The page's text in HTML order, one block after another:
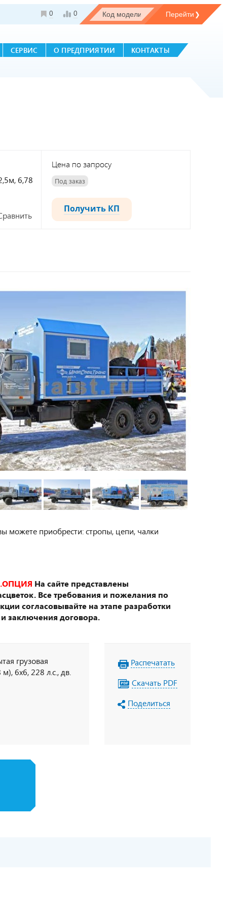
0 0
СЕРВИС О ПРЕДПРИЯТИИ КОНТАКТЫ
6,78
Цена по запросу
Под заказ
Получить КП
можете приобрести: стропы, цепи, чалки
На сайте представлены
Все требования и пожелания по
согласовывайте на этапе разработки
заключения договора.
грузовая
6х6, 228 л.с., дв.
Распечатать
Скачать PDF
Поделиться